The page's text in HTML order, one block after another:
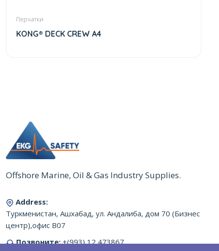
Перчатки
KONG® DECK CREW A4
Offshore Marine, Oil & Gas Industry Supplies.
Address:
Туркменистан, Ашхабад, ул. Андалиба, дом 70 (Бизнес
центр),офис B07
Позвоните: +(993) 12 473867